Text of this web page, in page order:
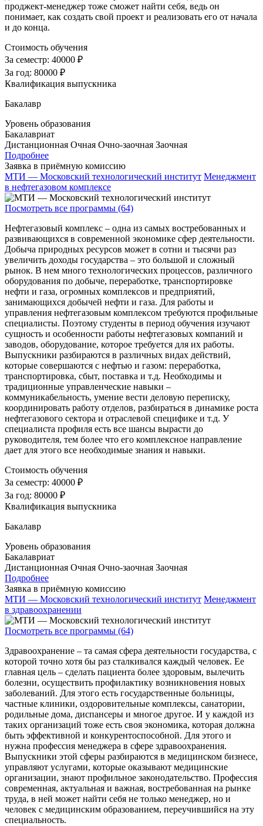
проджект-менеджер тоже сможет найти себя, ведь он
понимает, как создать свой проект и реализовать его от начала
и до конца.
Стоимость обучения
За семестр: 40000 ₽
За год: 80000 ₽
Квалификация выпускника
Бакалавр
Уровень образования
Бакалавриат
Дистанционная Очная Очно-заочная Заочная
Подробнее
Заявка в приёмную комиссию
МТИ — Московский технологический институт Менеджмент
в нефтегазовом комплексе
Посмотреть все программы (64)
Нефтегазовый комплекс – одна из самых востребованных и
развивающихся в современной экономике сфер деятельности.
Добыча природных ресурсов может в сотни и тысячи раз
увеличить доходы государства – это большой и сложный
рынок. В нем много технологических процессов, различного
оборудования по добыче, переработке, транспортировке
нефти и газа, огромных комплексов и предприятий,
занимающихся добычей нефти и газа. Для работы и
управления нефтегазовым комплексом требуются профильные
специалисты. Поэтому студенты в период обучения изучают
сущность и особенности работы нефтегазовых компаний и
заводов, оборудование, которое требуется для их работы.
Выпускники разбираются в различных видах действий,
которые совершаются с нефтью и газом: переработка,
транспортировка, сбыт, поставка и т.д. Необходимы и
традиционные управленческие навыки –
коммуникабельность, умение вести деловую переписку,
координировать работу отделов, разбираться в динамике роста
нефтегазового сектора и отраслевой специфике и т.д. У
специалиста профиля есть все шансы вырасти до
руководителя, тем более что его комплексное направление
дает для этого все необходимые знания и навыки.
Стоимость обучения
За семестр: 40000 ₽
За год: 80000 ₽
Квалификация выпускника
Бакалавр
Уровень образования
Бакалавриат
Дистанционная Очная Очно-заочная Заочная
Подробнее
Заявка в приёмную комиссию
МТИ — Московский технологический институт Менеджмент
в здравоохранении
Посмотреть все программы (64)
Здравоохранение – та самая сфера деятельности государства, с
которой точно хотя бы раз сталкивался каждый человек. Ее
главная цель – сделать пациента более здоровым, вылечить
болезни, осуществить профилактику возникновения новых
заболеваний. Для этого есть государственные больницы,
частные клиники, оздоровительные комплексы, санатории,
родильные дома, диспансеры и многое другое. И у каждой из
таких организаций тоже есть своя экономика, которая должна
быть эффективной и конкурентоспособной. Для этого и
нужна профессия менеджера в сфере здравоохранения.
Выпускники этой сферы разбираются в медицинском бизнесе,
управляют услугами, которые оказывают медицинские
организации, знают профильное законодательство. Профессия
современная, актуальная и важная, востребованная на рынке
труда, в ней может найти себя не только менеджер, но и
человек с медицинским образованием, переучившийся на эту
специальность.